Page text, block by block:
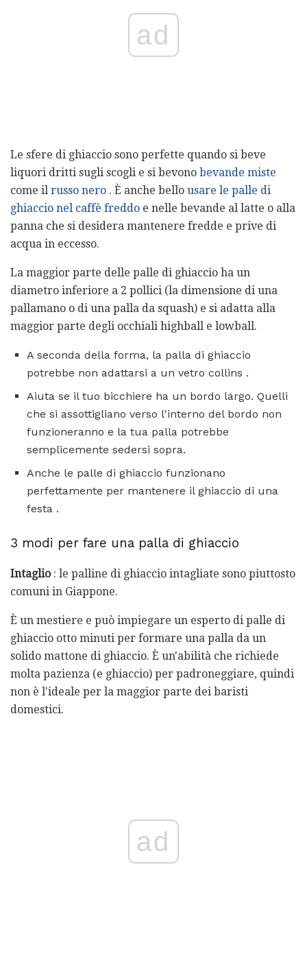
ad
Le sfere di ghiaccio sono perfette quando si beve
liquori dritti sugli scogli e si bevono bevande miste
come il russo nero . È anche bello usare le palle di
ghiaccio nel caffè freddo e nelle bevande al latte o alla
panna che si desidera mantenere fredde e prive di
acqua in eccesso.
La maggior parte delle palle di ghiaccio ha un
diametro inferiore a 2 pollici (la dimensione di una
pallamano o di una palla da squash) e si adatta alla
maggior parte degli occhiali highball e lowball.
A seconda della forma, la palla di ghiaccio
potrebbe non adattarsi a un vetro collins .
Aiuta se il tuo bicchiere ha un bordo largo. Quelli
che si assottigliano verso l'interno del bordo non
funzioneranno e la tua palla potrebbe
semplicemente sedersi sopra.
Anche le palle di ghiaccio funzionano
perfettamente per mantenere il ghiaccio di una
festa .
3 modi per fare una palla di ghiaccio
Intaglio: le palline di ghiaccio intagliate sono piuttosto
comuni in Giappone.
È un mestiere e può impiegare un esperto di palle di
ghiaccio otto minuti per formare una palla da un
solido mattone di ghiaccio. È un'abilità che richiede
molta pazienza (e ghiaccio) per padroneggiare, quindi
non è l'ideale per la maggior parte dei baristi
domestici.
ad